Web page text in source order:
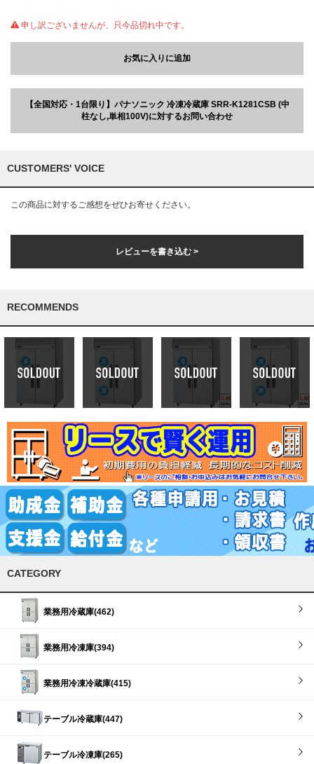
申し訳ございませんが、只今品切れ中です。
お気に入りに追加
【全国対応・1台限り】パナソニック 冷凍冷蔵庫 SRR-K1281CSB (中
柱なし,単相100V)に対するお問い合わせ
CUSTOMERS' VOICE
この商品に対するご感想をぜひお寄せください。
レビューを書き込む >
RECOMMENDS
CATEGORY
業務用冷蔵庫(462)
業務用冷凍庫(394)
業務用冷凍冷蔵庫(415)
テーブル冷蔵庫(447)
テーブル冷凍庫(265)